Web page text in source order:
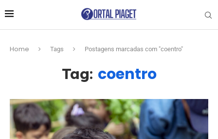
Home Tags Postagens marcadas com "coentro"
Tag: coentro